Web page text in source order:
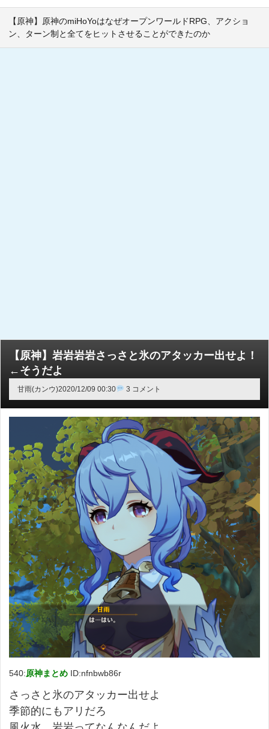
【原神】原神のmiHoYoはなぜオープンワールドRPG、アクショ
ン、ターン制と全てをヒットさせることができたのか
【原神】岩岩岩岩さっさと氷のアタッカー出せよ！
←そうだよ
甘雨(カンウ)2020/12/09 00:30 3 コメント
540:原神まとめ ID:nfnbwb86r
さっさと氷のアタッカー出せよ
季節的にもアリだろ